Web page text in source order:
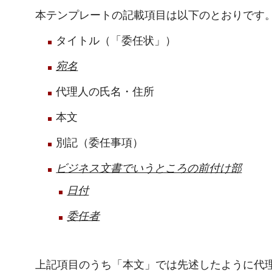
本テンプレートの記載項目は以下のとおりです。
タイトル（「委任状」）
宛名
代理人の氏名・住所
本文
別記（委任事項）
ビジネス文書でいうところの前付け部
日付
委任者
上記項目のうち「本文」では先述したように代